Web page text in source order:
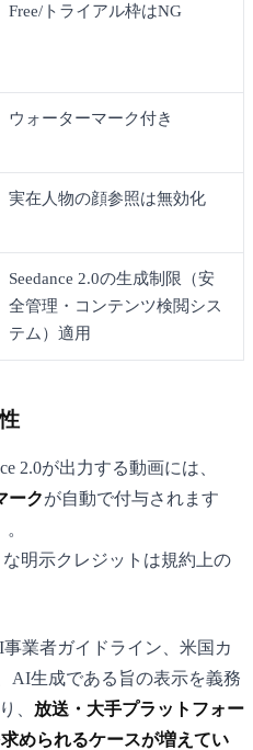
Free/トライアル枠はNG
ウォーターマーク付き
実在人物の顔参照は無効化
Seedance 2.0の生成制限（安
全管理・コンテンツ検閲シス
テム）適用
2.0が出力する動画には、
ークが自動で付与されます
な明示クレジットは規約上の
業者ガイドライン、米国カ
AI生成である旨の表示を義務
、 放送・大手プラットフォー
められるケースが増えてい